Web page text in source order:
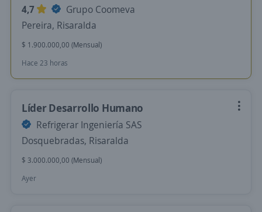
4,7
Grupo Coomeva
Pereira, Risaralda
$ 1.900.000,00 (Mensual)
Hace 23 horas
Líder Desarrollo Humano
Refrigerar Ingeniería SAS
Dosquebradas, Risaralda
$ 3.000.000,00 (Mensual)
Ayer